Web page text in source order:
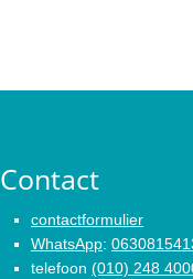
Contact
contactformulier
WhatsApp:
telefoon (010) 248